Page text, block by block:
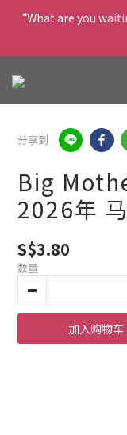
“What are you
分享到
Big
2026年
S$3.80
数量
加入购物车